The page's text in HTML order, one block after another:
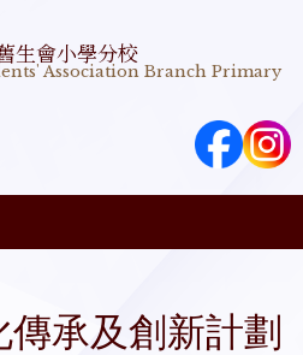
生會小學分校
Association Branch Primary
承及創新計劃